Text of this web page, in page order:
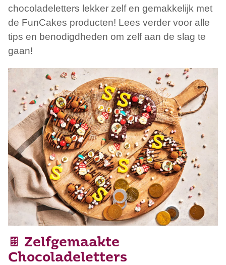
chocoladeletters lekker zelf en gemakkelijk met
de FunCakes producten! Lees verder voor alle
tips en benodigdheden om zelf aan de slag te
gaan!
🍫 Zelfgemaakte
Chocoladeletters